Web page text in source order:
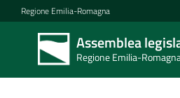
Vai al contenuto
Vai alla navigazione
Vai al footer
Regione Emilia-Romagna
Assemblea
Regione Emilia-
Assemblea
legislativa
Regione Emilia-